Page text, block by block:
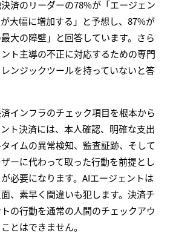
済のリーダーの78%が「エージェン
大幅に増加する」と予想し、87%が
最大の障壁」と回答しています。さら
ト主導の不正に対応するための専門
ンジックツールを持っていないと答
インフラのチェック項目を根本から
ト決済には、本人確認、明確な支出
イムの異常検知、監査証跡、そして
ーに代わって取った行動を前提とし
必要になります。AIエージェントは
、素早く間違いも犯します。決済チ
の行動を通常の人間のチェックアウ
とはできません。